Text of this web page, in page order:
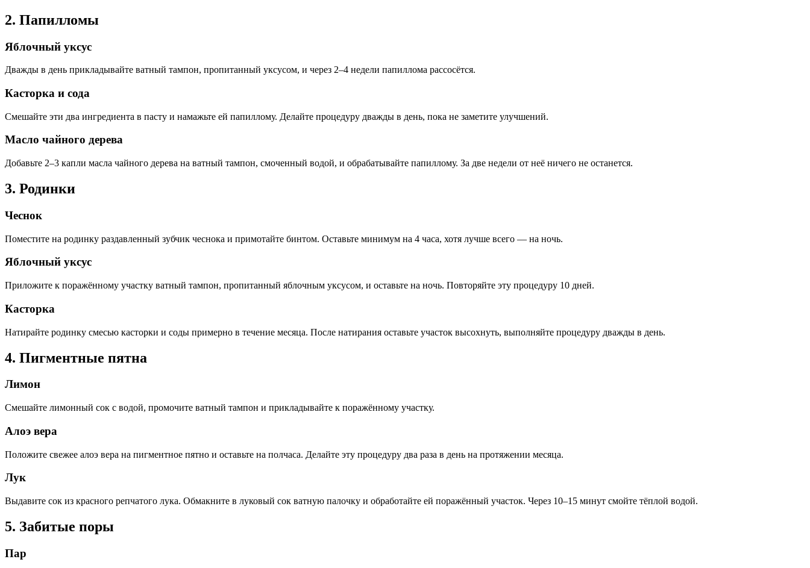
2. Папилломы
Яблочный уксус
Дважды в день прикладывайте ватный тампон, пропитанный уксусом, и через 2–4 недели папиллома рассосётся.
Касторка и сода
Смешайте эти два ингредиента в пасту и намажьте ей папиллому. Делайте процедуру дважды в день, пока не заметите улучшений.
Масло чайного дерева
Добавьте 2–3 капли масла чайного дерева на ватный тампон, смоченный водой, и обрабатывайте папиллому. За две недели от неё ничего не останется.
3. Родинки
Чеснок
Поместите на родинку раздавленный зубчик чеснока и примотайте бинтом. Оставьте минимум на 4 часа, хотя лучше всего — на ночь.
Яблочный уксус
Приложите к поражённому участку ватный тампон, пропитанный яблочным уксусом, и оставьте на ночь. Повторяйте эту процедуру 10 дней.
Касторка
Натирайте родинку смесью касторки и соды примерно в течение месяца. После натирания оставьте участок высохнуть, выполняйте процедуру дважды в день.
4. Пигментные пятна
Лимон
Смешайте лимонный сок с водой, промочите ватный тампон и прикладывайте к поражённому участку.
Алоэ вера
Положите свежее алоэ вера на пигментное пятно и оставьте на полчаса. Делайте эту процедуру два раза в день на протяжении месяца.
Лук
Выдавите сок из красного репчатого лука. Обмакните в луковый сок ватную палочку и обработайте ей поражённый участок. Через 10–15 минут смойте тёплой водой.
5. Забитые поры
Пар